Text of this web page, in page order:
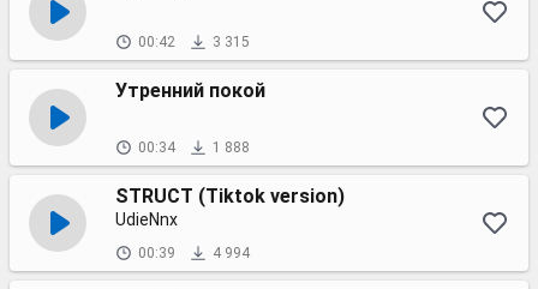
00:42 3 315
Утренний покой
00:34 1 888
STRUCT (Tiktok version)
UdieNnx
00:39 4 994